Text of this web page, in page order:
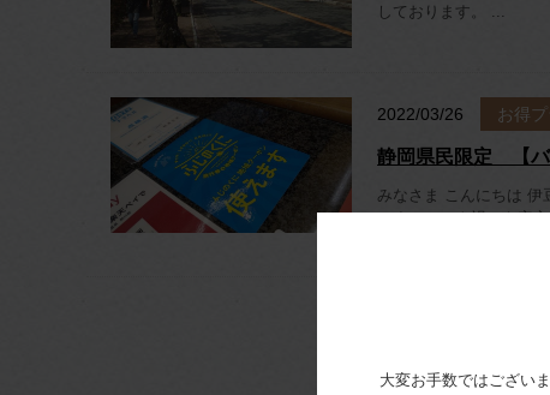
しております。 ...
2022/03/26 お得
静岡県民限定 【バ
みなさま こんにちは 伊
です。コロナ禍でも安
大変お手数ではござい